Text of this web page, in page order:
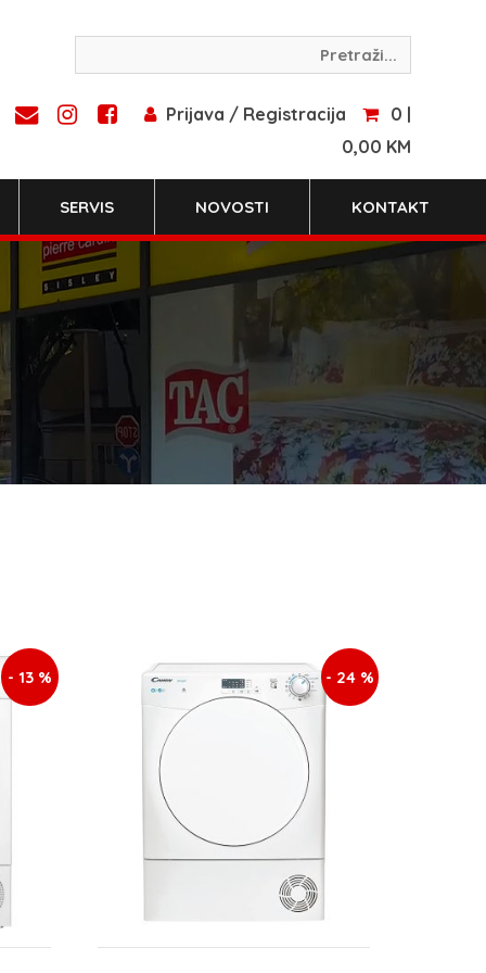
Prijava / Registracija
0 |
0,00 KM
SERVIS NOVOSTI KONTAKT
- 13 % - 24 %